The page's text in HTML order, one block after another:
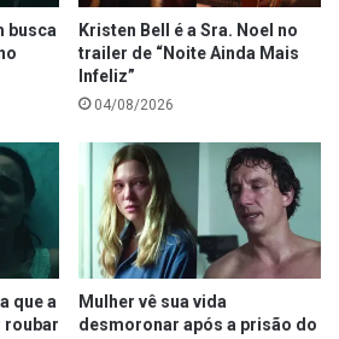
busca
Kristen Bell é a Sra. Noel no
trailer de “Noite Ainda Mais
Infeliz”
04/08/2026
que a
roubar
Mulher vê sua vida
desmoronar após a prisão do